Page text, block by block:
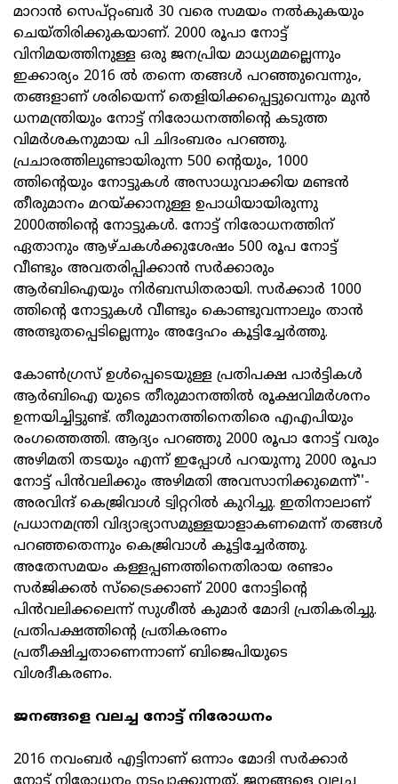
മാറാൻ സെപ്റ്റംബർ 30 വരെ സമയം നൽകുകയും
ചെയ്തിരിക്കുകയാണ്. 2000 രൂപാ നോട്ട്
വിനിമയത്തിനുള്ള ഒരു ജനപ്രിയ മാധ്യമമല്ലെന്നും
ഇക്കാര്യം 2016 ൽ തന്നെ തങ്ങൾ പറഞ്ഞുവെന്നും,
തങ്ങളാണ് ശരിയെന്ന് തെളിയിക്കപ്പെട്ടുവെന്നും മുൻ
ധനമന്ത്രിയും നോട്ട് നിരോധനത്തിന്റെ കടുത്ത
വിമർശകനുമായ പി ചിദംബരം പറഞ്ഞു.
പ്രചാരത്തിലുണ്ടായിരുന്ന 500 ന്റെയും, 1000
ത്തിന്റെയും നോട്ടുകൾ അസാധുവാക്കിയ മണ്ടൻ
തീരുമാനം മറയ്ക്കാനുള്ള ഉപാധിയായിരുന്നു
2000ത്തിന്റെ നോട്ടുകൾ. നോട്ട് നിരോധനത്തിന്
ഏതാനും ആഴ്ചകൾക്കുശേഷം 500 രൂപ നോട്ട്
വീണ്ടും അവതരിപ്പിക്കാൻ സർക്കാരും
ആർബിഐയും നിർബന്ധിതരായി. സർക്കാർ 1000
ത്തിന്റെ നോട്ടുകൾ വീണ്ടും കൊണ്ടുവന്നാലും താൻ
അത്ഭുതപ്പെടില്ലെന്നും അദ്ദേഹം കൂട്ടിച്ചേർത്തു.
കോൺഗ്രസ് ഉൾപ്പെടെയുള്ള പ്രതിപക്ഷ പാർട്ടികൾ
ആർബിഐ യുടെ തീരുമാനത്തിൽ രൂക്ഷവിമർശനം
ഉന്നയിച്ചിട്ടുണ്ട്. തീരുമാനത്തിനെതിരെ എഎപിയും
രംഗത്തെത്തി. ആദ്യം പറഞ്ഞു 2000 രൂപാ നോട്ട് വരും
അഴിമതി തടയും എന്ന് ഇപ്പോൾ പറയുന്നു 2000 രൂപാ
നോട്ട് പിൻവലിക്കും അഴിമതി അവസാനിക്കുമെന്ന്''-
അരവിന്ദ് കെജ്രിവാൾ ട്വിറ്ററിൽ കുറിച്ചു. ഇതിനാലാണ്
പ്രധാനമന്ത്രി വിദ്യാഭ്യാസമുള്ളയാളാകണമെന്ന് തങ്ങൾ
പറഞ്ഞതെന്നും കെജ്രിവാൾ കൂട്ടിച്ചേർത്തു.
അതേസമയം കള്ളപ്പണത്തിനെതിരായ രണ്ടാം
സർജിക്കൽ സ്‌ട്രൈക്കാണ് 2000 നോട്ടിന്റെ
പിൻവലിക്കലെന്ന് സുശീൽ കുമാർ മോദി പ്രതികരിച്ചു.
പ്രതിപക്ഷത്തിന്റെ പ്രതികരണം
പ്രതീക്ഷിച്ചതാണെന്നാണ് ബിജെപിയുടെ
വിശദീകരണം.
ജനങ്ങളെ വലച്ച നോട്ട് നിരോധനം
2016 നവംബർ എട്ടിനാണ് ഒന്നാം മോദി സർക്കാർ